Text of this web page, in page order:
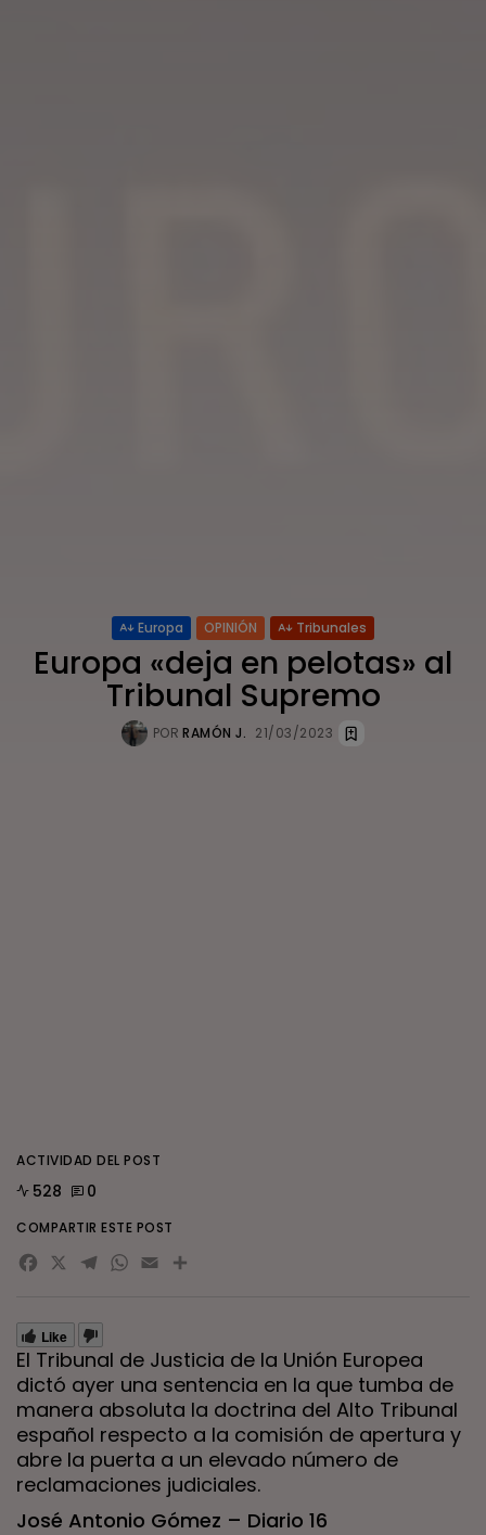
Europa OPINIÓN Tribunales
Europa «deja en pelotas» al
Tribunal Supremo
POR RAMÓN J. 21/03/2023
Like
El Tribunal de Justicia de la Unión Europea
dictó ayer una sentencia en la que tumba de
manera absoluta la doctrina del Alto Tribunal
español respecto a la comisión de apertura y
abre la puerta a un elevado número de
reclamaciones judiciales.
José Antonio Gómez – Diario 16
ACTIVIDAD DEL POST
528 0
COMPARTIR ESTE POST
Facebook
X Telegram
WhatsApp
EmailCompartir